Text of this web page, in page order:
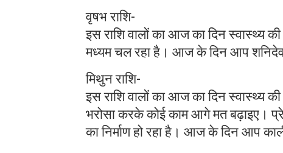
वृषभ राशि-
इस राशि वालों का आज का दिन स्वास्थ्य
मध्यम चल रहा है। आज के दिन आप
मिथुन राशि-
इस राशि वालों का आज का दिन स्वास्थ्य
भरोसा करके कोई काम आगे मत बढ़ाइए।
का निर्माण हो रहा है। आज के दिन आप